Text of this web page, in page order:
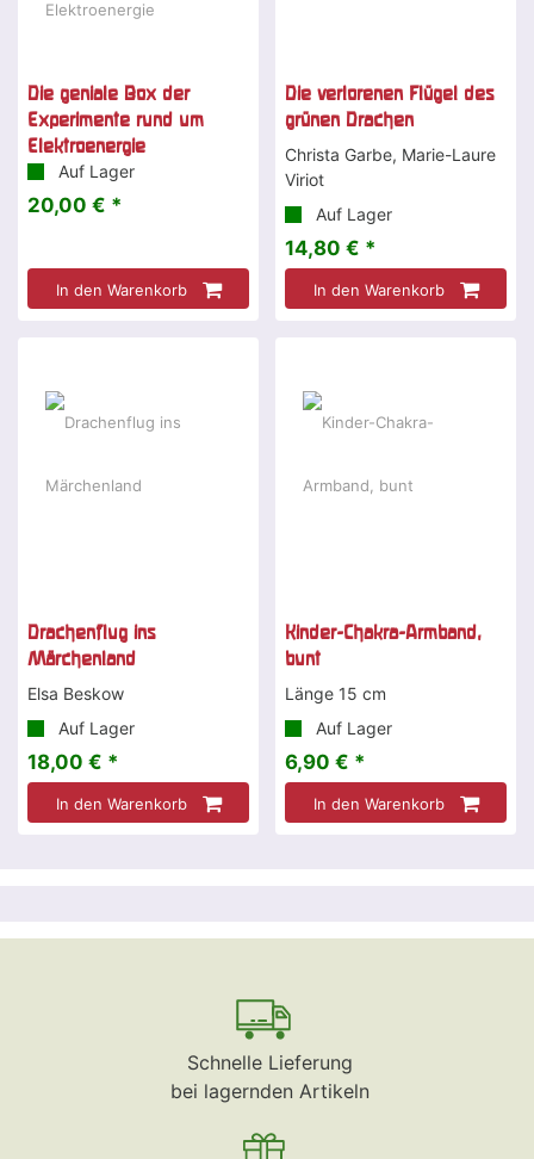
Die geniale Box der
Experimente rund um
Elektroenergie
Auf Lager
20,00 € *
In den Warenkorb
Die verlorenen Flügel des
grünen Drachen
Christa Garbe, Marie-Laure
Viriot
Auf Lager
14,80 € *
In den Warenkorb
Drachenflug ins
Märchenland
Elsa Beskow
Auf Lager
18,00 € *
In den Warenkorb
Kinder-Chakra-Armband,
bunt
Länge 15 cm
Auf Lager
6,90 € *
In den Warenkorb
Schnelle Lieferung
bei lagernden Artikeln